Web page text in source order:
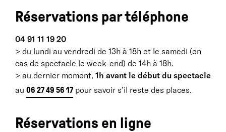
Réservations par téléphone
04 91 11 19 20
> du lundi au vendredi de 13h à 18h et le samedi (en
cas de spectacle le week-end) de 14h à 18h.
> au dernier moment, 1h avant le début du spectacle
au 06 27 49 56 17 pour savoir s’il reste des places.
Réservations en ligne